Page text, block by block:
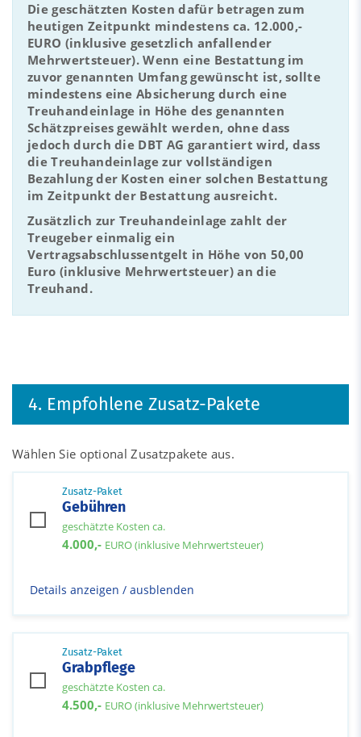
Die geschätzten Kosten dafür betragen zum
heutigen Zeitpunkt mindestens ca. 12.000,-
EURO (inklusive gesetzlich anfallender
Mehrwertsteuer). Wenn eine Bestattung im
zuvor genannten Umfang gewünscht ist, sollte
mindestens eine Absicherung durch eine
Treuhandeinlage in Höhe des genannten
Schätzpreises gewählt werden, ohne dass
jedoch durch die DBT AG garantiert wird, dass
die Treuhandeinlage zur vollständigen
Bezahlung der Kosten einer solchen Bestattung
im Zeitpunkt der Bestattung ausreicht.
Zusätzlich zur Treuhandeinlage zahlt der
Treugeber einmalig ein
Vertragsabschlussentgelt in Höhe von 50,00
Euro (inklusive Mehrwertsteuer) an die
Treuhand.
4. Empfohlene Zusatz-Pakete
Wählen Sie optional Zusatzpakete aus.
Zusatz-Paket
Gebühren
geschätzte Kosten ca.
4.000,- EURO (inklusive Mehrwertsteuer)
Details anzeigen / ausblenden
Zusatz-Paket
Grabpflege
geschätzte Kosten ca.
4.500,- EURO (inklusive Mehrwertsteuer)